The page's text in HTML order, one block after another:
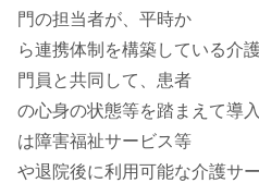
門の担当者が、平時か
ら連携体制を構築している介
門員と共同して、患者
の心身の状態等を踏まえて導
は障害福祉サービス等
や退院後に利用可能な介護サ